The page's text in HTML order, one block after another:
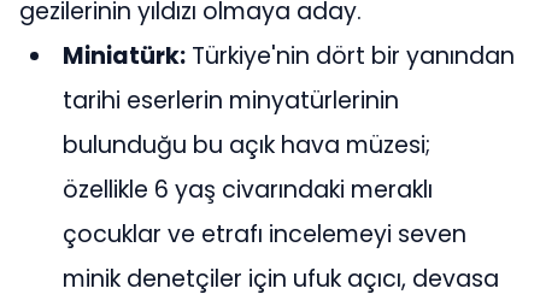
gezilerinin yıldızı olmaya aday.
Miniatürk: Türkiye'nin dört bir yanından
tarihi eserlerin minyatürlerinin
bulunduğu bu açık hava müzesi;
özellikle 6 yaş civarındaki meraklı
çocuklar ve etrafı incelemeyi seven
minik denetçiler için ufuk açıcı, devasa